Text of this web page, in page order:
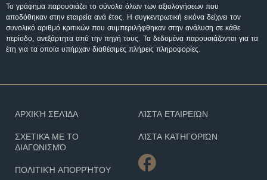
Το γράφημα παρουσιάζει το σύνολο όλων των αξιολογήσεων που
αποδόθηκαν στην εταιρεία ανά έτος. Η συγκεντρωτική εικόνα δείχνει τον
συνολικό αριθμό κριτικών που συμπεριλήφθηκαν στην ανάλυση σε κάθε
περίοδο, ανεξάρτητα από την πηγή τους. Τα δεδομένα παρουσιάζονται για τα
έτη για τα οποία υπήρχαν διαθέσιμες πλήρεις πληροφορίες.
ΑΡΧΙΚΉ ΣΕΛΊΔΑ
ΣΧΕΤΙΚΆ ΜΕ ΤΟ
ΔΙΑΓΩΝΙΣΜΌ
ΠΟΛΙΤΙΚΉ ΑΠΟΡΡΉΤΟΥ
ΛΊΣΤΑ ΕΤΑΙΡΕΙΏΝ
ΛΊΣΤΑ ΚΑΤΗΓΟΡΙΏΝ